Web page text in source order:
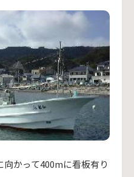
かって400mに看板有り